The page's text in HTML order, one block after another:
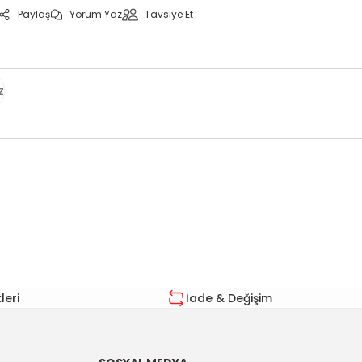
Paylaş Yorum Yaz Tavsiye Et
İade & Değişim